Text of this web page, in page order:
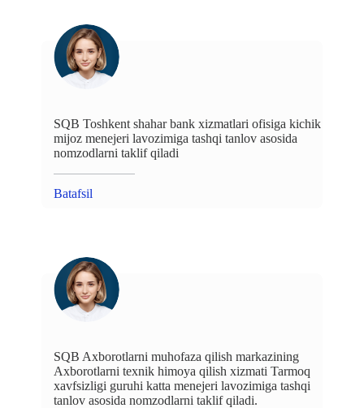
SQB Toshkent shahar bank xizmatlari ofisiga kichik
mijoz menejeri lavozimiga tashqi tanlov asosida
nomzodlarni taklif qiladi
Batafsil
SQB Axborotlarni muhofaza qilish markazining
Axborotlarni texnik himoya qilish xizmati Tarmoq
xavfsizligi guruhi katta menejeri lavozimiga tashqi
tanlov asosida nomzodlarni taklif qiladi.